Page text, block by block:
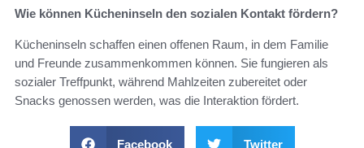
Wie können Kücheninseln den sozialen Kontakt fördern?
Kücheninseln schaffen einen offenen Raum, in dem Familie
und Freunde zusammenkommen können. Sie fungieren als
sozialer Treffpunkt, während Mahlzeiten zubereitet oder
Snacks genossen werden, was die Interaktion fördert.
Facebook Twitter